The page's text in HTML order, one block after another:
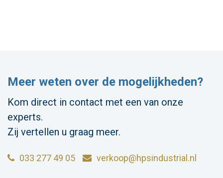
Meer weten over de mogelijkheden?
Kom direct in contact met een van onze
experts.
Zij vertellen u graag meer.
033 277 49 05 verkoop@hpsindustrial.nl